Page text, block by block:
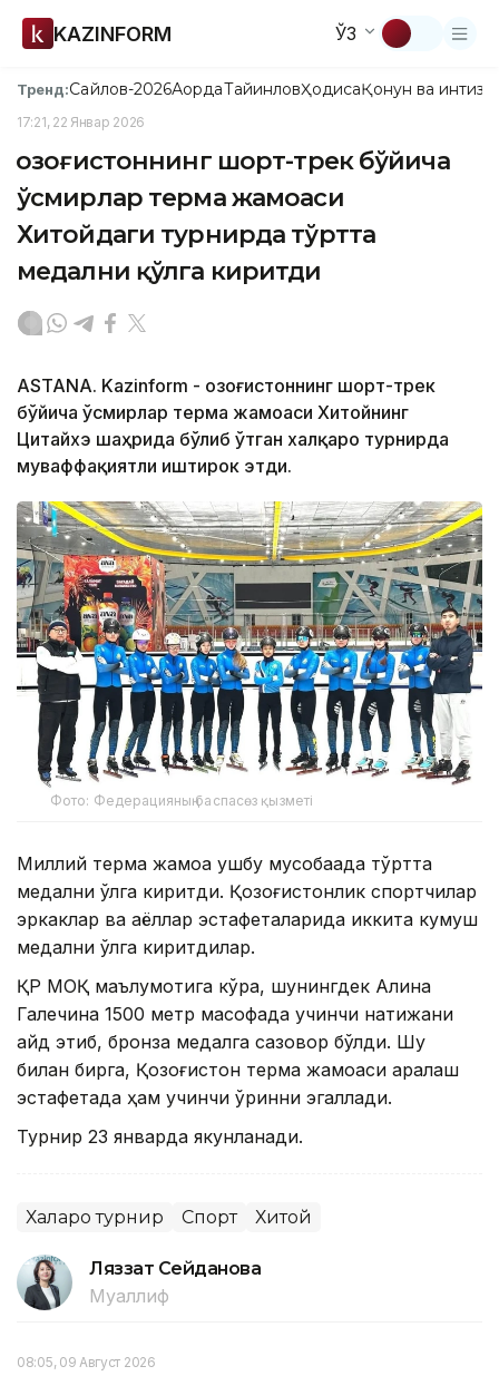
KAZINFORM ЎЗ
Тренд:Сайлов-2026АқордаТайинловҲодисаҚонун ва
17:21, 22 Январ 2026
Қозоғистоннинг шорт-трек бўйича
ўсмирлар терма жамоаси
Хитойдаги турнирда тўртта
медални қўлга киритди
ASTANA. Kazinform - Қозоғистоннинг шорт-трек
бўйича ўсмирлар терма жамоаси Хитойнинг
Цитайхэ шаҳрида бўлиб ўтган халқаро турнирда
муваффақиятли иштирок этди.
Фото: Федерацияның баспасөз қызметі
Миллий терма жамоа ушбу мусобақада тўртта
медални қўлга киритди. Қозоғистонлик спортчилар
эркаклар ва аёллар эстафеталарида иккита кумуш
медални қўлга киритдилар.
ҚР МОҚ маълумотига кўра, шунингдек Алина
Галечина 1500 метр масофада учинчи натижани
қайд этиб, бронза медалга сазовор бўлди. Шу
билан бирга, Қозоғистон терма жамоаси аралаш
эстафетада ҳам учинчи ўринни эгаллади.
Турнир 23 январда якунланади.
Халқаро турнир Спорт Хитой
Ляззат Сейданова
Муаллиф
08:05, 09 Август 2026